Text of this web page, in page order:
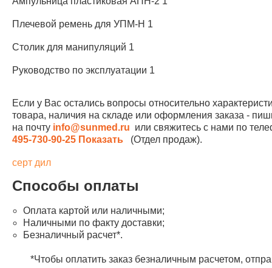
Плечевой ремень для УПМ-Н 1
Столик для манипуляций 1
Руководство по эксплуатации 1
Если у Вас остались вопросы относительно
товара, наличия на складе или оформления заказа -
на почту info@sunmed.ru или свяжитесь с нами по
495-730-90-25 Показать (Отдел продаж).
серт дил
Способы оплаты
Оплата картой или наличными;
Наличными по факту доставки;
Безналичный расчет*.
*Чтобы оплатить заказ безналичным расчетом,